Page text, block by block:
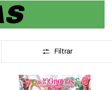
Filtrar